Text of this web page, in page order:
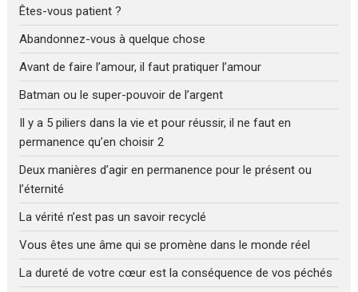
Êtes-vous patient ?
Abandonnez-vous à quelque chose
Avant de faire l’amour, il faut pratiquer l’amour
Batman ou le super-pouvoir de l’argent
Il y a 5 piliers dans la vie et pour réussir, il ne faut en
permanence qu’en choisir 2
Deux manières d’agir en permanence pour le présent ou
l’éternité
La vérité n’est pas un savoir recyclé
Vous êtes une âme qui se promène dans le monde réel
La dureté de votre cœur est la conséquence de vos péchés